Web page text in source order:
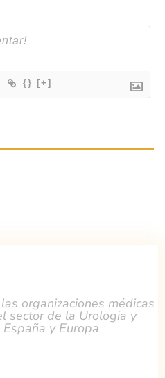
{} [+]
organizaciones médicas
sector de la Urologia y
y Europa